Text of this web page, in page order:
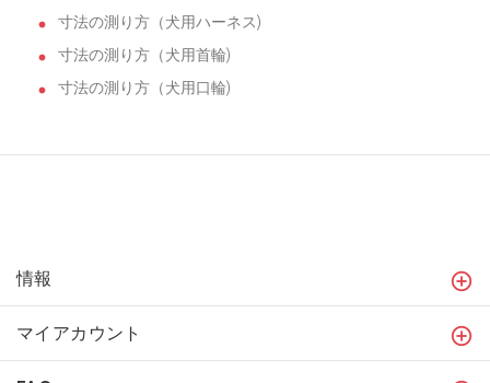
寸法の測り方（犬用ハーネス)
寸法の測り方（犬用首輪)
寸法の測り方（犬用口輪)
情報
マイアカウント